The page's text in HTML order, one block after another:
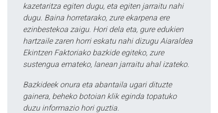
kazetaritza egiten dugu, eta egiten jarraitu nahi
dugu. Baina horretarako, zure ekarpena ere
ezinbestekoa zaigu. Hori dela eta, gure edukien
hartzaile zaren horri eskatu nahi dizugu Aiaraldea
Ekintzen Faktoriako bazkide egiteko, zure
sustengua emateko, lanean jarraitu ahal izateko.
Bazkideek onura eta abantaila ugari dituzte
gainera, beheko botoian klik eginda topatuko
duzu informazio hori guztia.